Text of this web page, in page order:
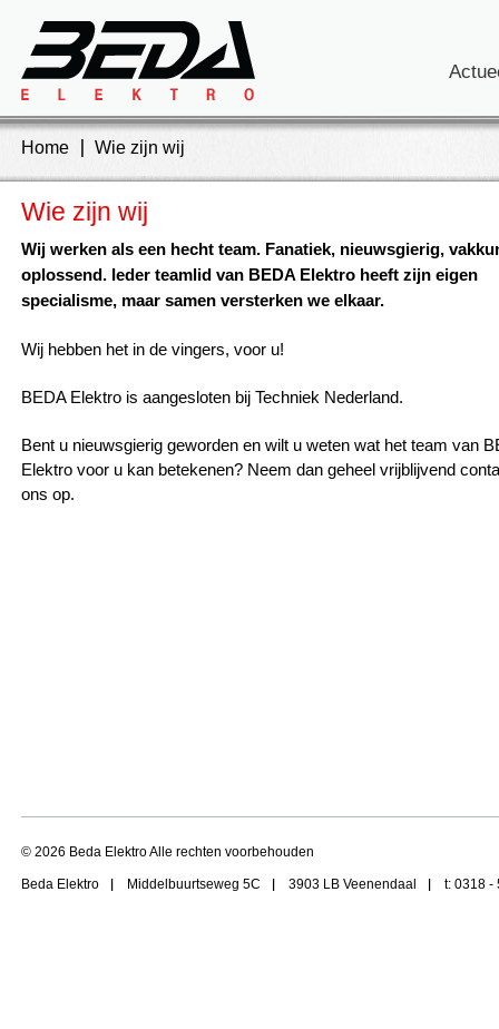
Home Wie zijn wij
Wie zijn wij
Wij werken als een hecht team. Fanatiek, nieuwsgierig,
oplossend. Ieder teamlid van BEDA Elektro heeft zijn eigen
specialisme, maar samen versterken we elkaar.
Wij hebben het in de vingers, voor u!
BEDA Elektro is aangesloten bij Techniek Nederland.
Bent u nieuwsgierig geworden en wilt u weten wat het team van
Elektro voor u kan betekenen? Neem dan geheel vrijblijvend
ons op.
© 2026 Beda Elektro Alle rechten voorbehouden
Beda Elektro Middelbuurtseweg 5C 3903 LB Veenendaal t: 0318 -